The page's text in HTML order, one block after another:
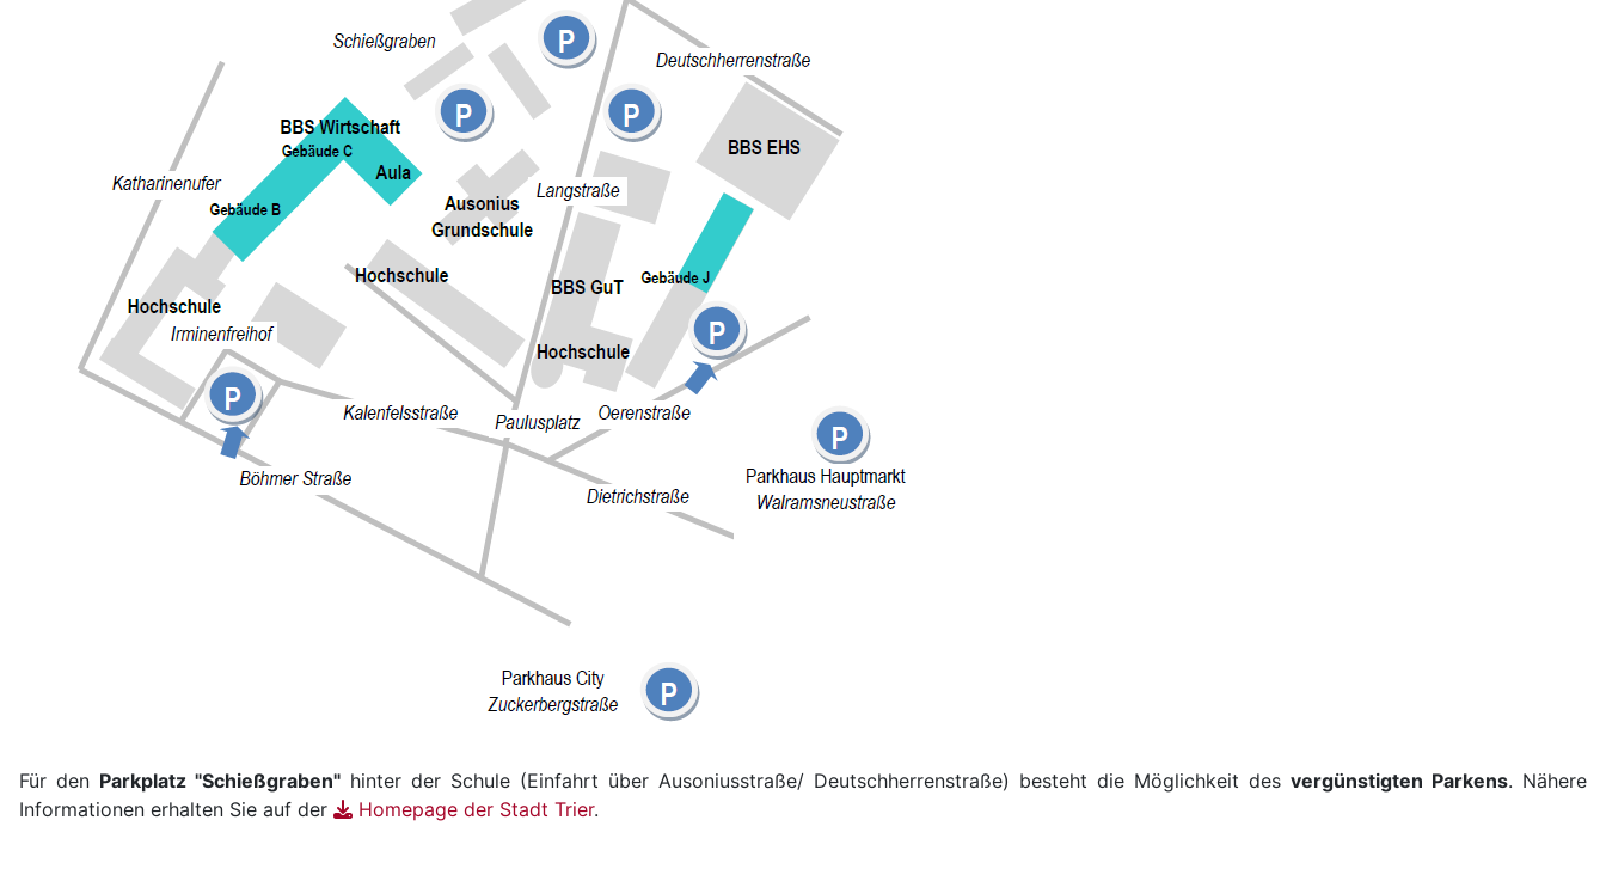
Für den Parkplatz "Schießgraben" hinter der Schule (Einfahrt über Ausoniusstraße/ Deutschherrenstraße) besteht die Möglichkeit des vergünstigten Parkens. Nähere
Informationen erhalten Sie auf der
Homepage der Stadt Trier.